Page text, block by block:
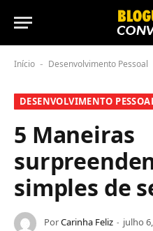
Início - Desenvolvimento Pessoal
DESENVOLVIMENTO
5 Maneiras
simples de
PorCarinha Feliz julho